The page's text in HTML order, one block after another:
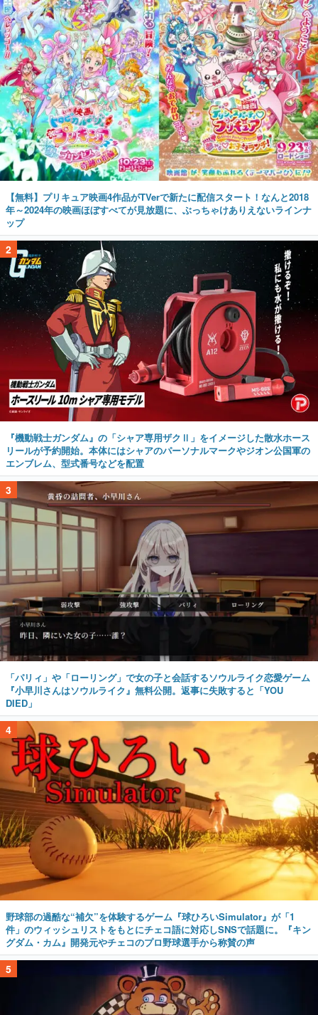
【無料】プリキュア映画4作品がTVerで新たに配信スタート！なんと2018
年～2024年の映画ほぼすべてが見放題に、ぶっちゃけありえないラインナ
ップ
2
『機動戦士ガンダム』の「シャア専用ザクⅡ」をイメージした散水ホース
リールが予約開始。本体にはシャアのパーソナルマークやジオン公国軍の
エンブレム、型式番号などを配置
3
「パリィ」や「ローリング」で女の子と会話するソウルライク恋愛ゲーム
『小早川さんはソウルライク』無料公開。返事に失敗すると「YOU
DIED」
4
野球部の過酷な“補欠”を体験するゲーム『球ひろいSimulator』が「1
件」のウィッシュリストをもとにチェコ語に対応しSNSで話題に。『キン
グダム・カム』開発元やチェコのプロ野球選手から称賛の声
5